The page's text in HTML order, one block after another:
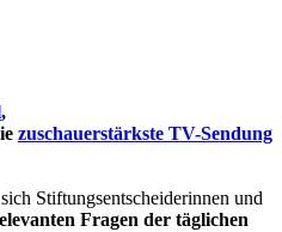
,
zuschauerstärkste TV-Sendung
Stiftungsentscheiderinnen und
Fragen der täglichen